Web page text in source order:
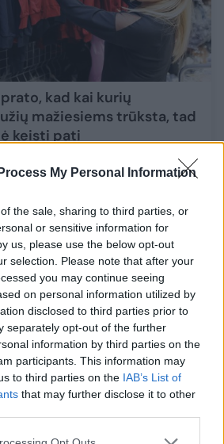
My Personal Information
the sale, sharing to third parties, or
or sensitive information for
us, please use the below opt-out
selection. Please note that after your
you may continue seeing
on personal information utilized by
disclosed to third parties prior to
separately opt-out of the further
information by third parties on the
participants. This information may
to third parties on the IAB’s List of
that may further disclose it to other
kad kai kurių
mažiesiems trūksta, tad
keisti pati